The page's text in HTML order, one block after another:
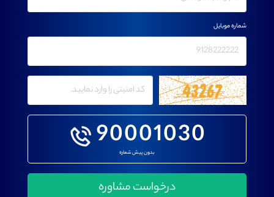
90001030
بدون پیش شماره
شماره موبایل